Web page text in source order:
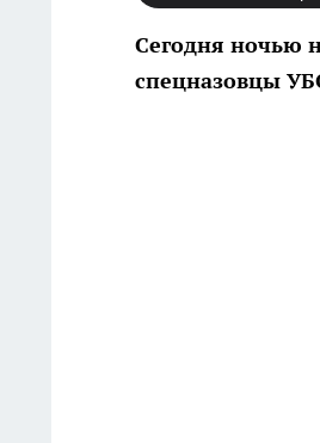
Сегодня ночью
спецназовцы